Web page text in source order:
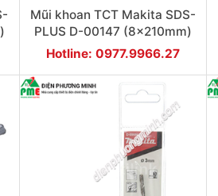
Mũi khoan TCT Makita SDS-
PLUS D-00147 (8x210mm)
Hotline: 0977.9966.27